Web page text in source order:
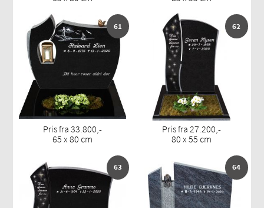
61
Pris fra 33.800,-
65 x 80 cm
62
Pris fra 27.200,-
80 x 55 cm
63 64